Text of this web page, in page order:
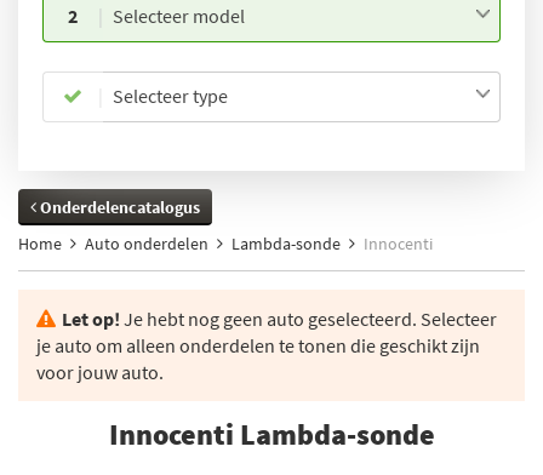
2 Selecteer model
Selecteer type
Onderdelencatalogus
Home
Auto onderdelen Lambda-sonde Innocenti
Let op! Je hebt nog geen auto geselecteerd. Selecteer
je auto om alleen onderdelen te tonen die geschikt zijn
voor jouw auto.
Innocenti Lambda-sonde